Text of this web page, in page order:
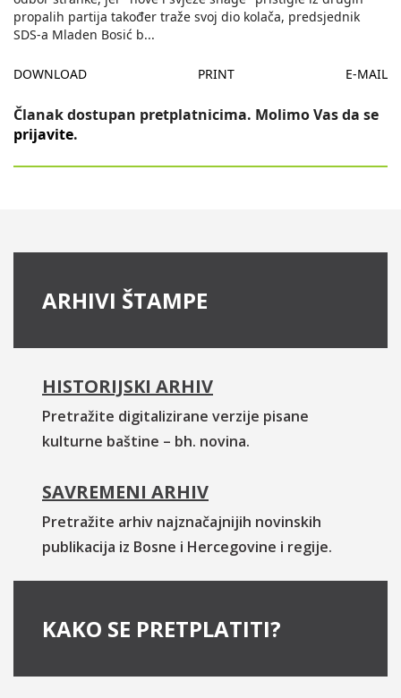
propalih partija također traže svoj dio kolača, predsjednik
SDS-a Mladen Bosić b...
DOWNLOAD PRINT E-MAIL
Članak dostupan pretplatnicima. Molimo Vas da se
prijavite.
ARHIVI ŠTAMPE
HISTORIJSKI ARHIV
Pretražite digitalizirane verzije pisane
kulturne baštine – bh. novina.
SAVREMENI ARHIV
Pretražite arhiv najznačajnijih novinskih
publikacija iz Bosne i Hercegovine i regije.
KAKO SE PRETPLATITI?